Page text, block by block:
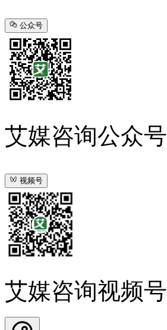
公众号
艾媒咨询公众号
视频号
艾媒咨询视频号